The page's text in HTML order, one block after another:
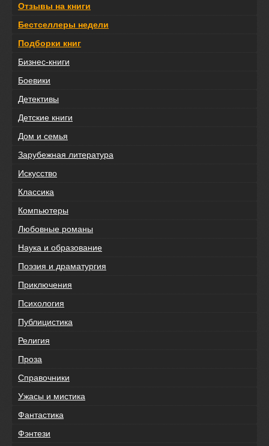
Отзывы на книги
Бестселлеры недели
Подборки книг
Бизнес-книги
Боевики
Детективы
Детские книги
Дом и семья
Зарубежная литература
Искусство
Классика
Компьютеры
Любовные романы
Наука и образование
Поэзия и драматургия
Приключения
Психология
Публицистика
Религия
Проза
Справочники
Ужасы и мистика
Фантастика
Фэнтези